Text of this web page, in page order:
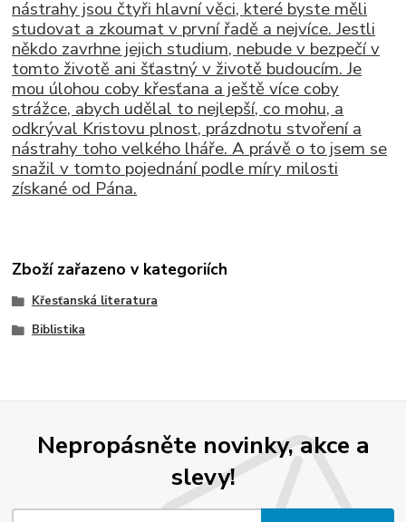
nástrahy jsou čtyři hlavní věci, které byste měli
studovat a zkoumat v první řadě a nejvíce. Jestli
někdo zavrhne jejich studium, nebude v bezpečí v
tomto životě ani šťastný v životě budoucím. Je
mou úlohou coby křesťana a ještě více coby
strážce, abych udělal to nejlepší, co mohu, a
odkrýval Kristovu plnost, prázdnotu stvoření a
nástrahy toho velkého lháře. A právě o to jsem se
snažil v tomto pojednání podle míry milosti
získané od Pána.
Zboží zařazeno v kategoriích
Křesťanská literatura
Biblistika
Nepropásněte novinky, akce a
slevy!